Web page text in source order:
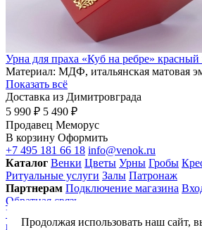
Урна для праха «Куб на ребре»
Материал: МДФ, итальянская матовая
Показать всё
Доставка из Димитровграда
5 990 ₽ 5 490 ₽
Продавец Меморус
В корзину Оформить
+7 495 181 66 18 info@venok.ru
Каталог Венки Цветы Урны Гробы
Ритуальные услуги Залы Патронаж
Партнерам Подключение магазина
Обратная связь
Условия использования
конфиденциальностиСоглашение на
Продолжая использовать наш сайт,